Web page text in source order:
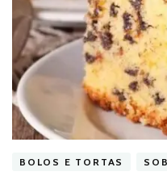
BOLOS E TORTAS